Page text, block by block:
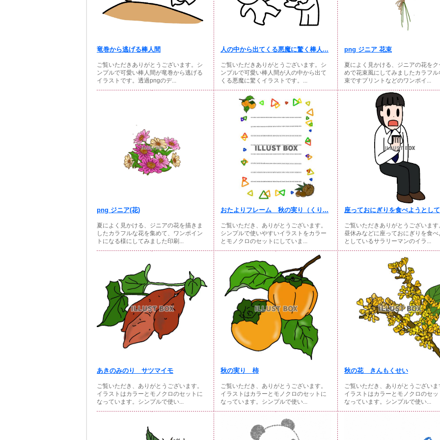
竜巻から逃げる棒人間
ご覧いただきありがとうございます。シ
ンプルで可愛い棒人間が竜巻から逃げる
イラストです。透過pngのデ...
人の中から出てくる悪魔に驚く棒人...
ご覧いただきありがとうございます。シ
ンプルで可愛い棒人間が人の中から出て
くる悪魔に驚くイラストです。...
png ジニア 花束
夏によく見かける、ジニアの花をク
めで花束風にしてみましたカラフル
束ですプリントなどのワンポイ...
png ジニア(花)
夏によく見かける、ジニアの花を描きま
したカラフルな花を集めて、ワンポイン
トになる様にしてみました印刷...
おたよりフレーム 秋の実り（くり...
ご覧いただき、ありがとうございます。
シンプルで使いやすいイラストをカラー
とモノクロのセットにしていま...
座っておにぎりを食べようとし
ご覧いただきありがとうございます
昼休みなどに座っておにぎりを食べ
としているサラリーマンのイラ...
あきのみのり サツマイモ
ご覧いただき、ありがとうございます。
イラストはカラーとモノクロのセットに
なっています。シンプルで使い...
秋の実り 柿
ご覧いただき、ありがとうございます。
イラストはカラーとモノクロのセットに
なっています。シンプルで使い...
秋の花 きんもくせい
ご覧いただき、ありがとうございま
イラストはカラーとモノクロのセッ
なっています。シンプルで使い...